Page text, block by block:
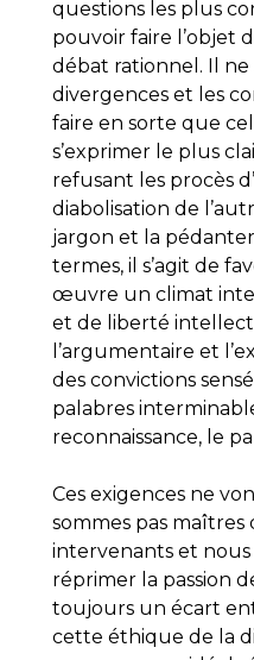
questions les plus
pouvoir faire l’objet
débat rationnel. Il ne
divergences et les
faire en sorte que
s’exprimer le plus
refusant les procès
diabolisation de
jargon et la
termes, il s’agit de
œuvre un climat
et de liberté
l’argumentaire et
des convictions
palabres
reconnaissance, le
Ces exigences ne
sommes pas maîtres
intervenants et nous
réprimer la passion
toujours un écart
cette éthique de la